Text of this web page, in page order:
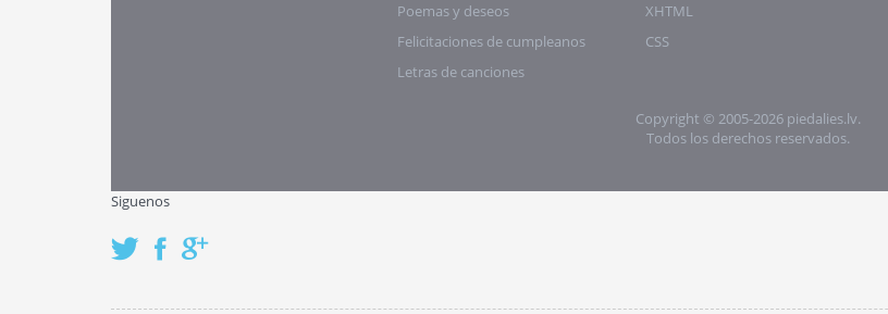
Poemas y deseos
Felicitaciones de cumpleanos
Letras de canciones
XHTML
CSS
Copyright © 2005-2026 piedalies.lv.
Todos los derechos reservados.
Siguenos